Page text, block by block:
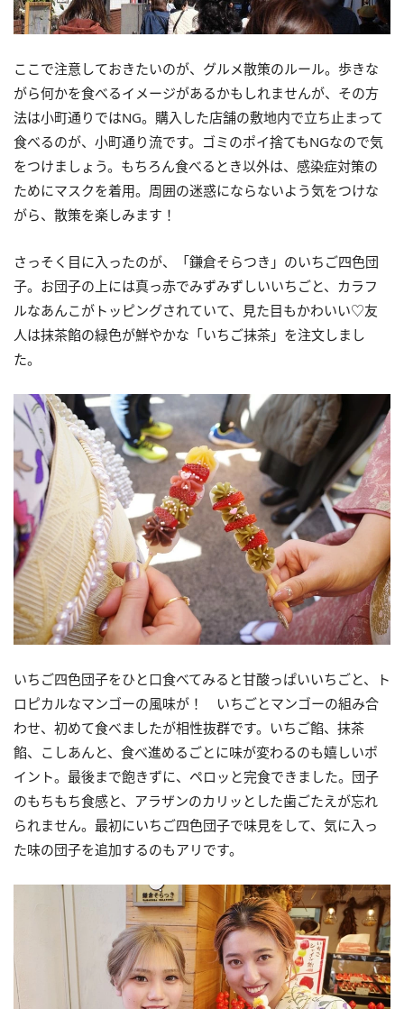
ここで注意しておきたいのが、グルメ散策のルール。歩きな
がら何かを食べるイメージがあるかもしれませんが、その方
法は小町通りではNG。購入した店舗の敷地内で立ち止まって
食べるのが、小町通り流です。ゴミのポイ捨てもNGなので気
をつけましょう。もちろん食べるとき以外は、感染症対策の
ためにマスクを着用。周囲の迷惑にならないよう気をつけな
がら、散策を楽しみます！
さっそく目に入ったのが、「鎌倉そらつき」のいちご四色団
子。お団子の上には真っ赤でみずみずしいいちごと、カラフ
ルなあんこがトッピングされていて、見た目もかわいい♡友
人は抹茶餡の緑色が鮮やかな「いちご抹茶」を注文しまし
た。
いちご四色団子をひと口食べてみると甘酸っぱいいちごと、ト
ロピカルなマンゴーの風味が！ いちごとマンゴーの組み合
わせ、初めて食べましたが相性抜群です。いちご餡、抹茶
餡、こしあんと、食べ進めるごとに味が変わるのも嬉しいポ
イント。最後まで飽きずに、ペロッと完食できました。団子
のもちもち食感と、アラザンのカリッとした歯ごたえが忘れ
られません。最初にいちご四色団子で味見をして、気に入っ
た味の団子を追加するのもアリです。